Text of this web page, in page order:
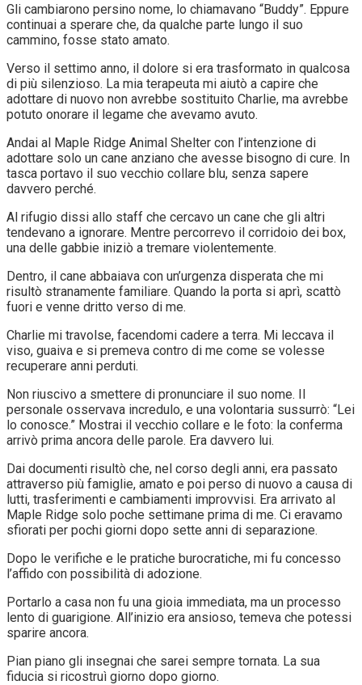
Gli cambiarono persino nome, lo chiamavano “Buddy”. Eppure
continuai a sperare che, da qualche parte lungo il suo
cammino, fosse stato amato.
Verso il settimo anno, il dolore si era trasformato in qualcosa
di più silenzioso. La mia terapeuta mi aiutò a capire che
adottare di nuovo non avrebbe sostituito Charlie, ma avrebbe
potuto onorare il legame che avevamo avuto.
Andai al Maple Ridge Animal Shelter con l’intenzione di
adottare solo un cane anziano che avesse bisogno di cure. In
tasca portavo il suo vecchio collare blu, senza sapere
davvero perché.
Al rifugio dissi allo staff che cercavo un cane che gli altri
tendevano a ignorare. Mentre percorrevo il corridoio dei box,
una delle gabbie iniziò a tremare violentemente.
Dentro, il cane abbaiava con un’urgenza disperata che mi
risultò stranamente familiare. Quando la porta si aprì, scattò
fuori e venne dritto verso di me.
Charlie mi travolse, facendomi cadere a terra. Mi leccava il
viso, guaiva e si premeva contro di me come se volesse
recuperare anni perduti.
Non riuscivo a smettere di pronunciare il suo nome. Il
personale osservava incredulo, e una volontaria sussurrò: “Lei
lo conosce.” Mostrai il vecchio collare e le foto: la conferma
arrivò prima ancora delle parole. Era davvero lui.
Dai documenti risultò che, nel corso degli anni, era passato
attraverso più famiglie, amato e poi perso di nuovo a causa di
lutti, trasferimenti e cambiamenti improvvisi. Era arrivato al
Maple Ridge solo poche settimane prima di me. Ci eravamo
sfiorati per pochi giorni dopo sette anni di separazione.
Dopo le verifiche e le pratiche burocratiche, mi fu concesso
l’affido con possibilità di adozione.
Portarlo a casa non fu una gioia immediata, ma un processo
lento di guarigione. All’inizio era ansioso, temeva che potessi
sparire ancora.
Pian piano gli insegnai che sarei sempre tornata. La sua
fiducia si ricostruì giorno dopo giorno.